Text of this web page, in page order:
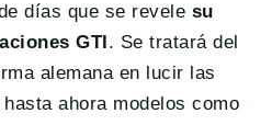
días que se revele su
GTI . Se tratará del
alemana en lucir las
ahora modelos como